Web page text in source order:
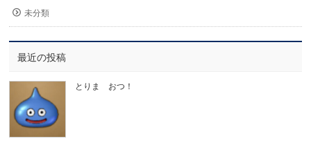
未分類
最近の投稿
とりま おつ！